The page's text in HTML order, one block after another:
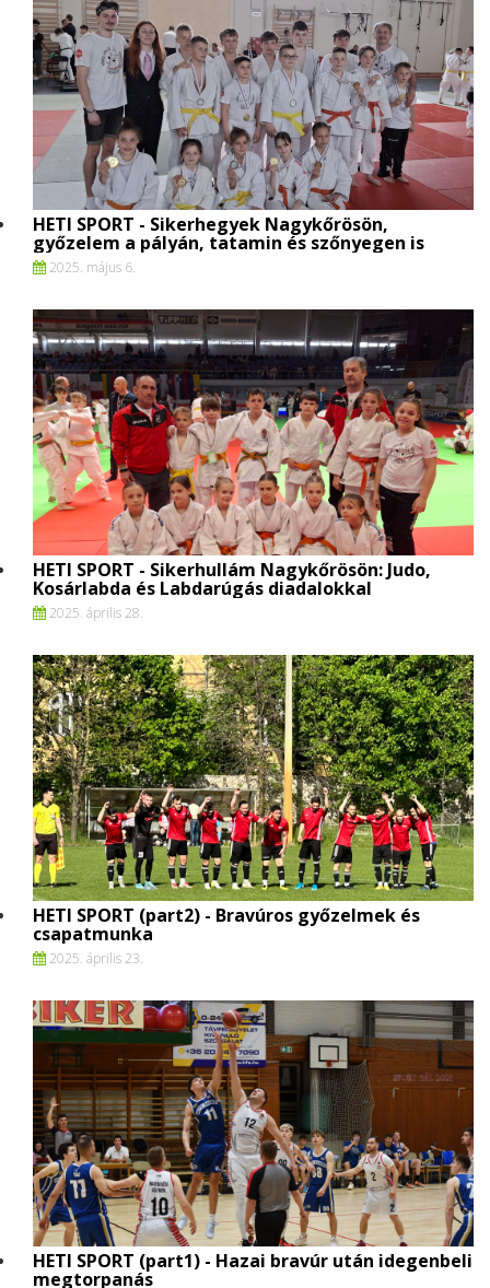
HETI SPORT - Sikerhegyek Nagykőrösön,
győzelem a pályán, tatamin és szőnyegen is
2025. május 6.
HETI SPORT - Sikerhullám Nagykőrösön: Judo,
Kosárlabda és Labdarúgás diadalokkal
2025. április 28.
HETI SPORT (part2) - Bravúros győzelmek és
csapatmunka
2025. április 23.
HETI SPORT (part1) - Hazai bravúr után idegenbeli
megtorpanás